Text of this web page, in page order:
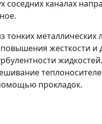
соседних каналах
тонких металлических
жесткости и
прокладок.